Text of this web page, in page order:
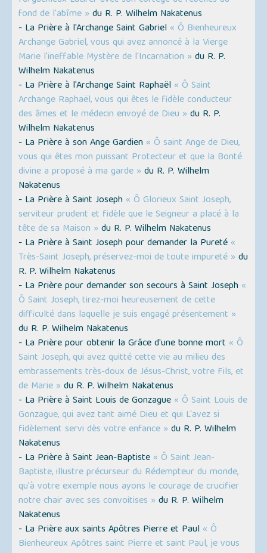
fond de l'abîme » du R. P. Wilhelm Nakatenus
- La Prière à l'Archange Saint Gabriel « Ô Bienheureux
Archange Gabriel, vous qui avez annoncé à la Vierge
Marie l'ineffable Mystère de l'Incarnation » du R. P.
Wilhelm Nakatenus
- La Prière à l'Archange Saint Raphaël « Ô Saint
Archange Raphaël, vous qui êtes le fidèle conducteur
des âmes et le médecin envoyé de Dieu » du R. P.
Wilhelm Nakatenus
- La Prière à son Ange Gardien « Ô saint Ange de Dieu,
vous qui êtes mon puissant Protecteur et que la Bonté
divine a proposé à ma garde » du R. P. Wilhelm
Nakatenus
- La Prière à Saint Joseph « Ô Glorieux Saint Joseph,
serviteur prudent et fidèle que le Seigneur a placé à la
tête de sa Maison » du R. P. Wilhelm Nakatenus
- La Prière à Saint Joseph pour demander la Pureté «
Très-Saint Joseph, préservez-moi de toute impureté » du
R. P. Wilhelm Nakatenus
- La Prière pour demander son secours à Saint Joseph «
Ô Saint Joseph, tirez-moi heureusement de cette
difficulté dans laquelle je suis engagé présentement »
du R. P. Wilhelm Nakatenus
- La Prière pour obtenir la Grâce d'une bonne mort « Ô
Saint Joseph, qui avez quitté cette vie au milieu des
embrassements très-doux de Jésus-Christ, votre Fils, et
de Marie » du R. P. Wilhelm Nakatenus
- La Prière à Saint Louis de Gonzague « Ô Saint Louis de
Gonzague, qui avez tant aimé Dieu et qui L'avez si
fidèlement servi dès votre enfance » du R. P. Wilhelm
Nakatenus
- La Prière à Saint Jean-Baptiste « Ô Saint Jean-
Baptiste, illustre précurseur du Rédempteur du monde,
qu'à votre exemple nous ayons le courage de crucifier
notre chair avec ses convoitises » du R. P. Wilhelm
Nakatenus
- La Prière aux saints Apôtres Pierre et Paul « Ô
Bienheureux Apôtres saint Pierre et saint Paul, je vous